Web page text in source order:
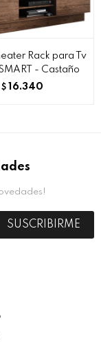
Rack para Tv
- Castaño
$ 16.340
SUSCRIBIRME